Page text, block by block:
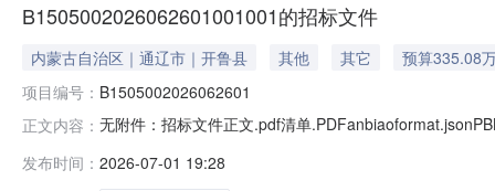
B1505002026062601001001的招标文件
内蒙古自治区｜通辽市｜开鲁县 其他 其它
预算335.08
项目编号： B1505002026062601
正文内容： 无附件：招标文件正文.pdf清单
发布时间： 2026-07-01 19:28